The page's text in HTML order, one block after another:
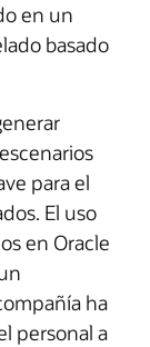
en un
basado
para el
El uso
en Oracle
ha
personal a